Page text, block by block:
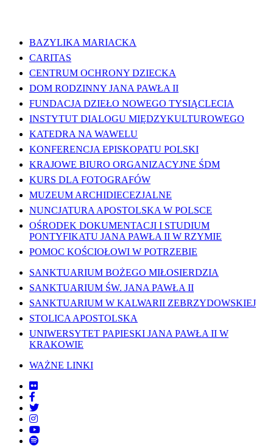
BAZYLIKA MARIACKA
CARITAS
CENTRUM OCHRONY DZIECKA
DOM RODZINNY JANA PAWŁA II
FUNDACJA DZIEŁO NOWEGO TYSIĄCLECIA
INSTYTUT DIALOGU MIĘDZYKULTUROWEGO
KATEDRA NA WAWELU
KONFERENCJA EPISKOPATU POLSKI
KRAJOWE BIURO ORGANIZACYJNE ŚDM
KURS DLA FOTOGRAFÓW
MUZEUM ARCHIDIECEZJALNE
NUNCJATURA APOSTOLSKA W POLSCE
OŚRODEK DOKUMENTACJI I STUDIUM
PONTYFIKATU JANA PAWŁA II W RZYMIE
POMOC KOŚCIOŁOWI W POTRZEBIE
SANKTUARIUM BOŻEGO MIŁOSIERDZIA
SANKTUARIUM ŚW. JANA PAWŁA II
SANKTUARIUM W KALWARII ZEBRZYDOWSKIEJ
STOLICA APOSTOLSKA
UNIWERSYTET PAPIESKI JANA PAWŁA II W
KRAKOWIE
WAŻNE LINKI